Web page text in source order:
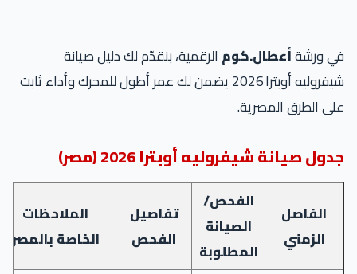
في ورشةأعطال.كوم الرقمية، بنقدّم لك دليل صيانة
شيفروليه أوبترا 2026 يضمن لك عمر أطول للمحرك وأداء ثابت
على الطرق المصرية.
جدول صيانة شيفروليه أوبترا 2026 (مصر)
الفاصل
الزمني
الفحص/
الصيانة
المطلوبة
تفاصيل
الفحص
الملاحظات
الخاصة بالمصر